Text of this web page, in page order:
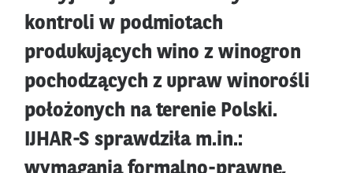
kontroli w podmiotach
produkujących wino z winogron
pochodzących z upraw winorośli
położonych na terenie Polski.
IJHAR-S sprawdziła m.in.: